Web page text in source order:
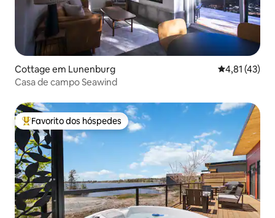
Cottage em Lunenburg
4,81 (43)
Casa de campo Seawind
Favoritos dos hóspedes mais apreciados
Favorito dos hóspedes